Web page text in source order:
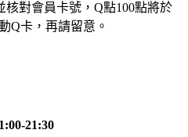
對會員卡號，Q點100點將於
Q卡，再請留意。
21:30